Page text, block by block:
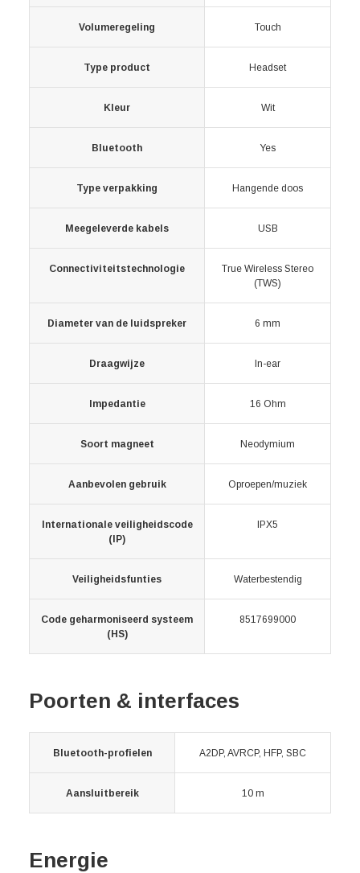
Volumeregeling Touch
Type product Headset
Kleur Wit
Bluetooth Yes
Type verpakking Hangende doos
Meegeleverde kabels USB
Connectiviteitstechnologie
True Wireless Stereo
(TWS)
Diameter van de luidspreker 6 mm
Draagwijze In-ear
Impedantie 16 Ohm
Soort magneet Neodymium
Aanbevolen gebruik Oproepen/muziek
Internationale veiligheidscode
(IP)
IPX5
Veiligheidsfunties Waterbestendig
Code geharmoniseerd systeem
(HS)
8517699000
Poorten & interfaces
Bluetooth-profielen A2DP, AVRCP, HFP, SBC
Aansluitbereik 10 m
Energie